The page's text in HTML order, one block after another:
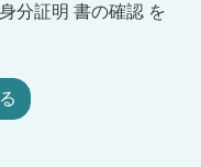
分証明 書の確認 を